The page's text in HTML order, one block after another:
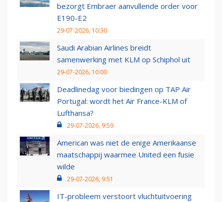
bezorgt Embraer aanvullende order voor
E190-E2
29-07-2026, 10:30
Saudi Arabian Airlines breidt
samenwerking met KLM op Schiphol uit
29-07-2026, 10:00
Deadlinedag voor biedingen op TAP Air
Portugal: wordt het Air France-KLM of
Lufthansa?
29-07-2026, 9:59
American was niet de enige Amerikaanse
maatschappij waarmee United een fusie
wilde
29-07-2026, 9:51
IT-probleem verstoort vluchtuitvoering